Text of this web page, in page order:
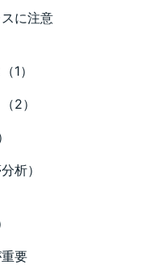
に注意
1）
2）
析）
要